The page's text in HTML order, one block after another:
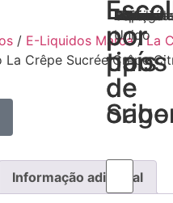
por
tipos
de
Tabaco
Frutas
Bebidas
Frescos
por
país
de
Portugal
USA
Reino
Unido
Canadá
França
Malásia
Filipinas
Espanha
Polónia
Grécia
/ E-Liquidos Marca/La
La Crêpe Sucrée Crêpe
Informação adicional